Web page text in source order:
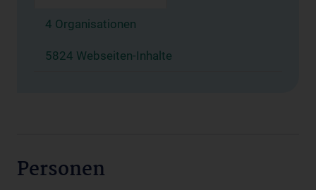
4 Organisationen
5824 Webseiten-Inhalte
Personen